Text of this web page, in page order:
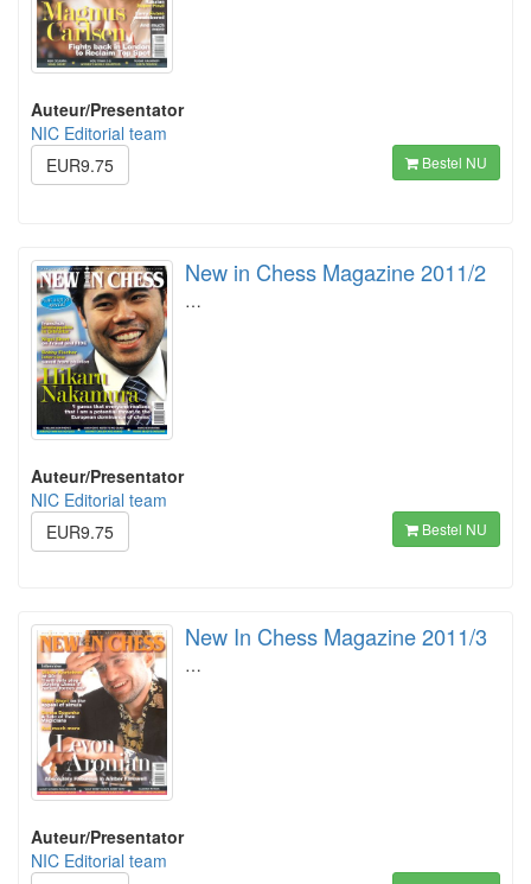
Auteur/Presentator
NIC Editorial team
EUR9.75
Bestel NU
New in Chess Magazine 2011/2
…
Auteur/Presentator
NIC Editorial team
EUR9.75
Bestel NU
New In Chess Magazine 2011/3
…
Auteur/Presentator
NIC Editorial team